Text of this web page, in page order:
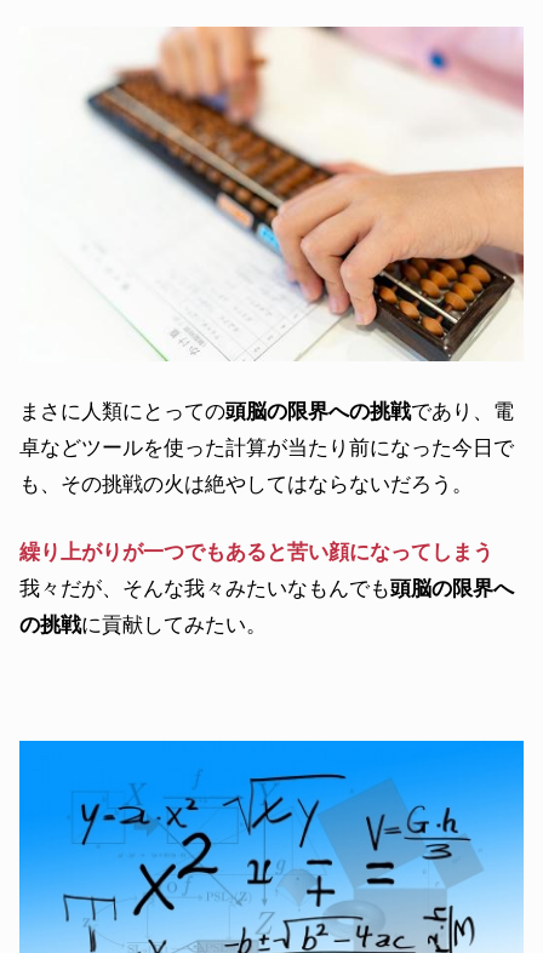
まさに人類にとっての頭脳の限界への挑戦であり、電
卓などツールを使った計算が当たり前になった今日で
も、その挑戦の火は絶やしてはならないだろう。
繰り上がりが一つでもあると苦い顔になってしまう
我々だが、そんな我々みたいなもんでも頭脳の限界へ
の挑戦に貢献してみたい。